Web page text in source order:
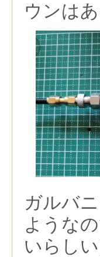
ウンは
ガルバ
ような
いらしい